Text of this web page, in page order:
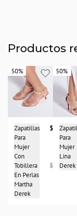
Productos
50%
50%
Zapatillas
Para
Mujer
Con
Tobillera
En Perlas
Martha
Derek
$178.950
$356.950
50%
50%
Para
Mujer
Lina
Derek